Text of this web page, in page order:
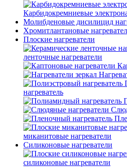
Карбидокремниевые
Молибденовые дисилицид
Хромитлантановые
Плоские нагреватели
ленточные нагреватели
нагреватель
миканитовые нагреватели
Силиконовые нагреватели
силиконовые нагреватели